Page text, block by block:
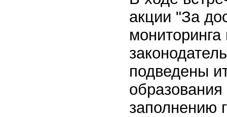
акции "За
подведены
заполнению